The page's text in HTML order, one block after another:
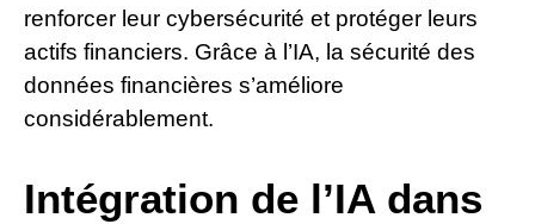
renforcer leur cybersécurité et protéger leurs
actifs financiers. Grâce à l’IA, la sécurité des
données financières s’améliore
considérablement.
Intégration de l’IA dans